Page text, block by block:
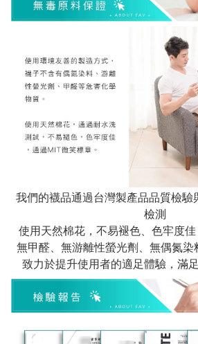
我們的襪品通過台灣製產品品質檢驗
檢測
使用天然棉花，不易褪色、色牢度
無甲醛、無游離性螢光劑、無偶氮
致力於提升使用者的適足體驗，滿